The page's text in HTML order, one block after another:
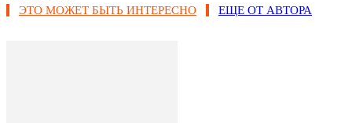
ЭТО МОЖЕТ БЫТЬ ИНТЕРЕСНО ЕЩЕ ОТ АВТОРА